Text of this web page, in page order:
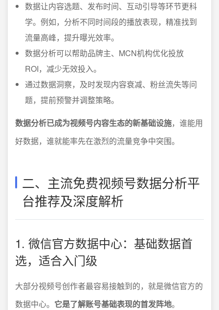
数据让内容选题、发布时间、互动引导等环节更科
学。例如，分析不同时间段的播放表现，精准找到
流量高峰，提升曝光效率。
数据分析可以帮助品牌主、MCN机构优化投放
ROI，减少无效投入。
通过数据洞察，及时发现内容衰减、粉丝流失等问
题，提前预警并调整策略。
数据分析已成为视频号内容生态的新基础设施，谁能用
好数据，谁就能率先在激烈的流量竞争中突围。
二、主流免费视频号数据分析平
台推荐及深度解析
1. 微信官方数据中心：基础数据首
选，适合入门级
大部分视频号创作者最容易接触到的，就是微信官方的
数据中心。 它是了解账号基础表现的首发阵地。